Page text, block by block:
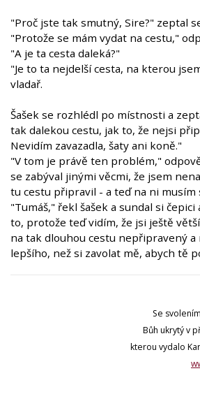
"Proč jste tak smutný, Sire?" zeptal
"Protože se mám vydat na cestu,"
"A je ta cesta daleká?"
"Je to ta nejdelší cesta, na kterou
vladař.
Šašek se rozhlédl po místnosti a
tak dalekou cestu, jak to, že nejsi
Nevidím zavazadla, šaty ani koně."
"V tom je právě ten problém,"
se zabýval jinými věcmi, že jsem
tu cestu připravil - a teď na ni musím
"Tumáš," řekl šašek a sundal si
to, protože teď vidím, že jsi ještě
na tak dlouhou cestu nepřipravený a
lepšího, než si zavolat mě, abych tě
Se
Bůh ukrytý v
kterou vydalo